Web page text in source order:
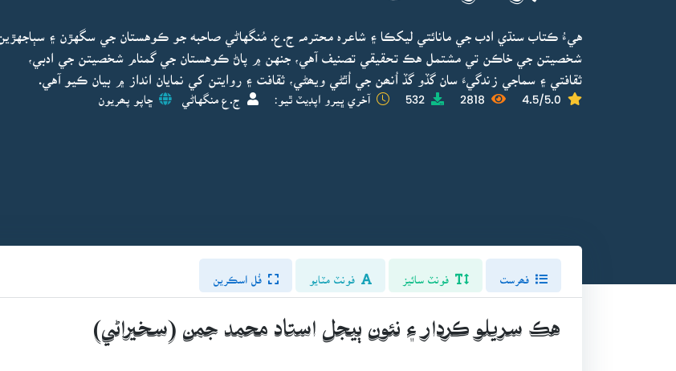
هيءُ ڪتاب سنڌي ادب جي مانائتي ليکڪا ۽ شاعرہ محترمہ ج.ع. مُنگهاڻي صاحبه جو ڪوهستان جي سگهڙن ۽ سٻاجهڙين
شخصيتن جي خاڪن تي مشتمل هڪ تحقيقي تصنيف آهي، جنهن ۾ پاڻ ڪوهستان جي گمنام شخصيتن جي ادبي،
ثقافتي ۽ سماجي زندگيءَ سان گڏو گڏ اُنھن جي اُٿڻي ويھڻي، ثقافت ۽ روايتن کي نمايان انداز ۾ بيان ڪيو آهي.
4.5/5.0
2818
532 آخري ڀيرو اپڊيٽ ٿيو: ج.ع منگهاڻي ڇاپو پھريون
فُل اسڪرين
هڪ سريلو ڪردار ۽ نئون ٻيجل استاد محمد جمن (سخيراڻي)